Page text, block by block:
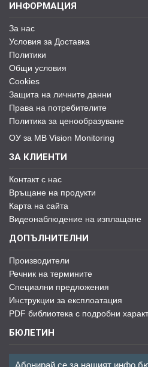
ИНФОРМАЦИЯ
За нас
Условия за Доставка
Политики
Общи условия
Cookies
Защита на личните данни
Права на потребителите
Политика за ценообразуване
ОУ за MB Vision Monitoring
ЗА КЛИЕНТИ
Контакт с нас
Връщане на продукти
Карта на сайта
Видеонаблюдение на изплащане
ДОПЪЛНИТЕЛНИ
Производители
Речник на термините
Специални предложения
Инструкции за експлоатация
PDF библиотека с подробни
БЮЛЕТИН